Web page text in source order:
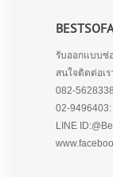
รับออกแบบซ่
สนใจติดต่อเร
082-
02-
LINE